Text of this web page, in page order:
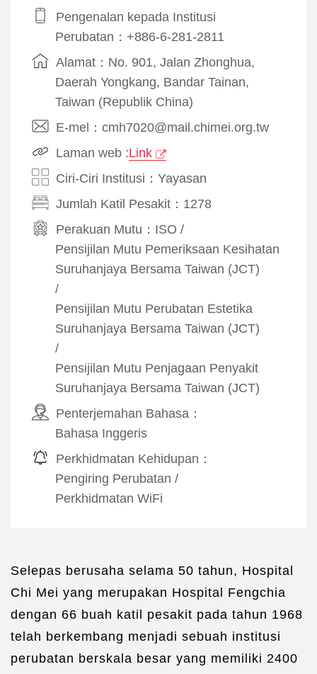
Pengenalan kepada Institusi
Perubatan：+886-6-281-2811
Alamat：No. 901, Jalan Zhonghua,
Daerah Yongkang, Bandar Tainan,
Taiwan (Republik China)
E-mel：cmh7020@mail.chimei.org.tw
Laman web :Link
Ciri-Ciri Institusi：Yayasan
Jumlah Katil Pesakit：1278
Perakuan Mutu： ISO /
Pensijilan Mutu Pemeriksaan Kesihatan
Suruhanjaya Bersama Taiwan (JCT)
/
Pensijilan Mutu Perubatan Estetika
Suruhanjaya Bersama Taiwan (JCT)
/
Pensijilan Mutu Penjagaan Penyakit
Suruhanjaya Bersama Taiwan (JCT)
Penterjemahan Bahasa：
Bahasa Inggeris
Perkhidmatan Kehidupan：
Pengiring Perubatan /
Perkhidmatan WiFi
Selepas berusaha selama 50 tahun, Hospital
Chi Mei yang merupakan Hospital Fengchia
dengan 66 buah katil pesakit pada tahun 1968
telah berkembang menjadi sebuah institusi
perubatan berskala besar yang memiliki 2400